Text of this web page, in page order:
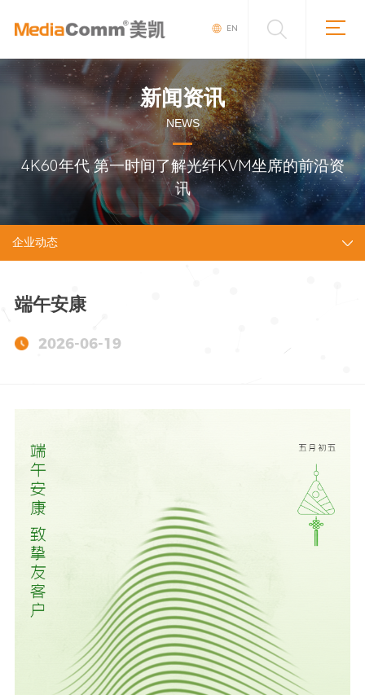
EN
新闻资讯
NEWS
4K60年代 第一时间了解光纤KVM坐席的前沿资
讯
企业动态
端午安康
2026-06-19